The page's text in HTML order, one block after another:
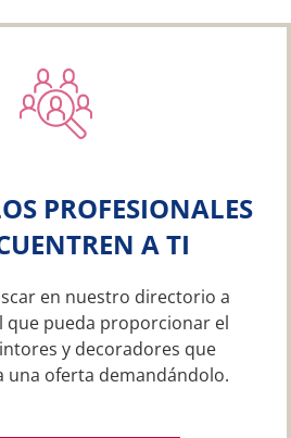
PROFESIONALES
A TI
en nuestro directorio a
que pueda proporcionar el
y decoradores que
una oferta demandándolo.